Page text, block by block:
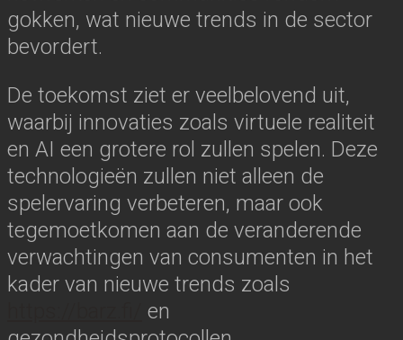
gokken, wat nieuwe trends in de sector
bevordert.
De toekomst ziet er veelbelovend uit,
waarbij innovaties zoals virtuele realiteit
en AI een grotere rol zullen spelen. Deze
technologieën zullen niet alleen de
spelervaring verbeteren, maar ook
tegemoetkomen aan de veranderende
verwachtingen van consumenten in het
kader van nieuwe trends zoals
en